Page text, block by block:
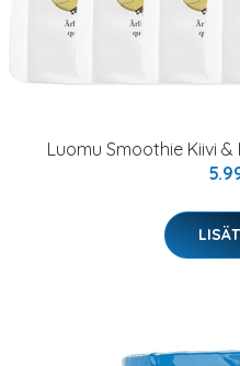
Luomu Smoothie Kiivi